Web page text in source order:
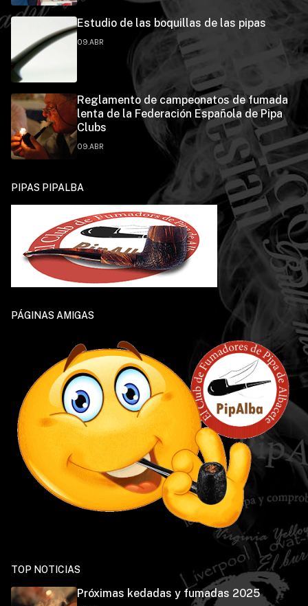
Estudio de las boquillas de las pipas
09.ABR
Reglamento de campeonatos de fumada
lenta de la Federación Española de Pipa
Clubs
09.ABR
PIPAS PIPALBA
PÁGINAS AMIGAS
TOP NOTICIAS
Próximas kedadas y fumadas 2025